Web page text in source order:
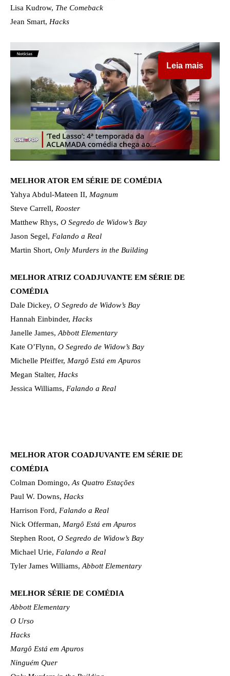
Lisa Kudrow, The Comeback
Jean Smart, Hacks
Leia mais
MELHOR ATOR EM SÉRIE DE COMÉDIA
Yahya Abdul-Mateen II, Magnum
Steve Carrell, Rooster
Matthew Rhys, O Segredo de Widow’s Bay
Jason Segel, Falando a Real
Martin Short, Only Murders in the Building
MELHOR ATRIZ COADJUVANTE EM SÉRIE DE
COMÉDIA
Dale Dickey, O Segredo de Widow’s Bay
Hannah Einbinder, Hacks
Janelle James, Abbott Elementary
Kate O’Flynn, O Segredo de Widow’s Bay
Michelle Pfeiffer, Margô Está em Apuros
Megan Stalter, Hacks
Jessica Williams, Falando a Real
MELHOR ATOR COADJUVANTE EM SÉRIE DE
COMÉDIA
Colman Domingo, As Quatro Estações
Paul W. Downs, Hacks
Harrison Ford, Falando a Real
Nick Offerman, Margô Está em Apuros
Stephen Root, O Segredo de Widow’s Bay
Michael Urie, Falando a Real
Tyler James Williams, Abbott Elementary
MELHOR SÉRIE DE COMÉDIA
Abbott Elementary
O Urso
Hacks
Margô Está em Apuros
Ninguém Quer